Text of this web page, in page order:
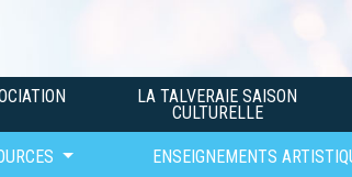
LA TALVERAIE SAISON
CULTURELLE
ENSEIGNEMENTS